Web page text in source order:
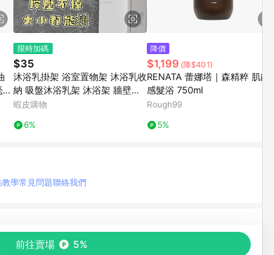
限時加碼
$35
沐浴乳掛架 浴室置物架 沐浴乳收
納 吸盤沐浴乳架 沐浴架 牆壁置
物架 洗髮精架 沐浴乳掛勾 浴室
蝦皮購物
6%
降價
$1,199 (降$401)
RENATA 蕾娜塔｜森精粹 肌能水
感髮浴 750ml
Rough99
5%
前往賣場 5%
教學常見問題聯絡我們
趨勢與風格做合作網路商家的延伸商品推薦，商品資料更新會有
一切資訊以合作廠商網頁為準。